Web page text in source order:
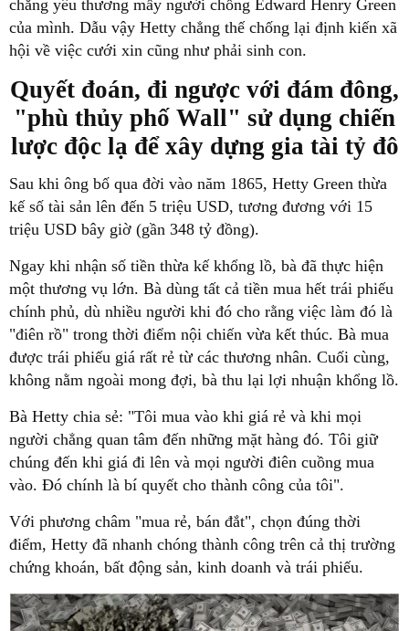
chẳng yêu thương mấy người chồng Edward Henry Green
của mình. Dẫu vậy Hetty chẳng thế chống lại định kiến xã
hội về việc cưới xin cũng như phải sinh con.
Quyết đoán, đi ngược với đám đông,
"phù thủy phố Wall" sử dụng chiến
lược độc lạ để xây dựng gia tài tỷ đô
Sau khi ông bố qua đời vào năm 1865, Hetty Green thừa
kế số tài sản lên đến 5 triệu USD, tương đương với 15
triệu USD bây giờ (gần 348 tỷ đồng).
Ngay khi nhận số tiền thừa kế khổng lồ, bà đã thực hiện
một thương vụ lớn. Bà dùng tất cả tiền mua hết trái phiếu
chính phủ, dù nhiều người khi đó cho rằng việc làm đó là
"điên rồ" trong thời điểm nội chiến vừa kết thúc. Bà mua
được trái phiếu giá rất rẻ từ các thương nhân. Cuối cùng,
không nằm ngoài mong đợi, bà thu lại lợi nhuận khổng lồ.
Bà Hetty chia sẻ: "Tôi mua vào khi giá rẻ và khi mọi
người chẳng quan tâm đến những mặt hàng đó. Tôi giữ
chúng đến khi giá đi lên và mọi người điên cuồng mua
vào. Đó chính là bí quyết cho thành công của tôi".
Với phương châm "mua rẻ, bán đắt", chọn đúng thời
điểm, Hetty đã nhanh chóng thành công trên cả thị trường
chứng khoán, bất động sản, kinh doanh và trái phiếu.